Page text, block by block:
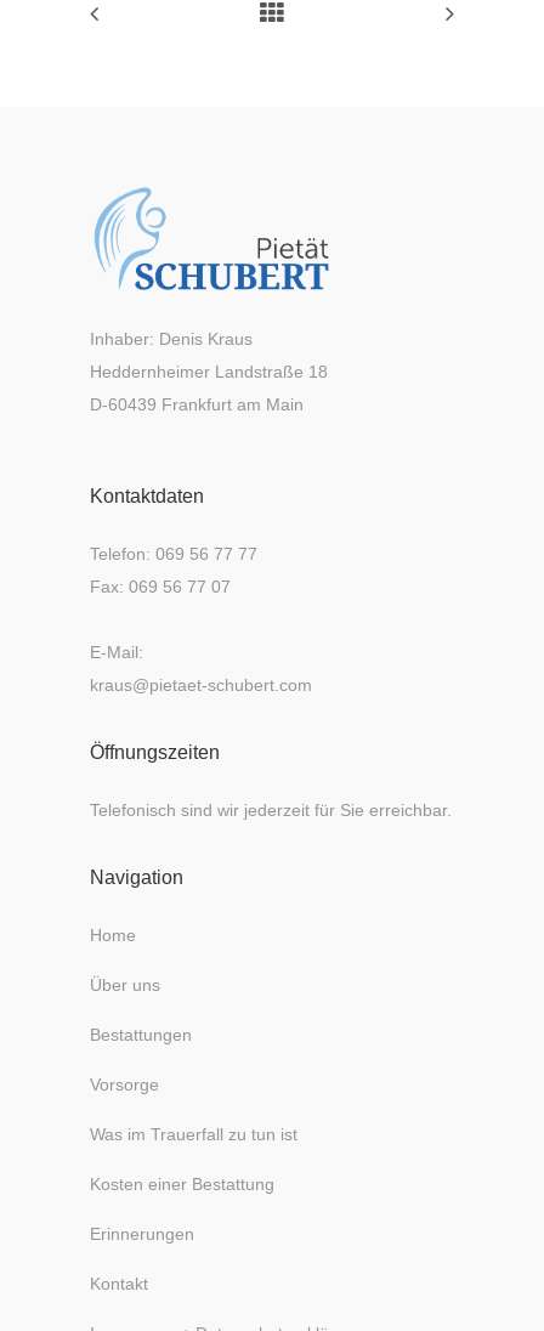
Inhaber: Denis Kraus
Heddernheimer Landstraße 18
D-60439 Frankfurt am Main
Kontaktdaten
Telefon: 069 56 77 77
Fax: 069 56 77 07
E-Mail:
kraus@pietaet-schubert.com
Öffnungszeiten
Telefonisch sind wir jederzeit für Sie erreichbar.
Navigation
Home
Über uns
Bestattungen
Vorsorge
Was im Trauerfall zu tun ist
Kosten einer Bestattung
Erinnerungen
Kontakt